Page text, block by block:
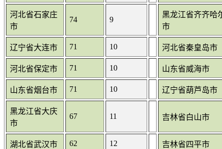
河北省石家庄
市
74 9
黑龙江省齐齐哈
市
辽宁省大连市 71 10 河北省秦皇岛市
河北省保定市 71 10 山东省威海市
山东省烟台市 71 10 辽宁省葫芦岛市
黑龙江省大庆
市
67 11 吉林省白山市
湖北省武汉市 62 12 吉林省四平市